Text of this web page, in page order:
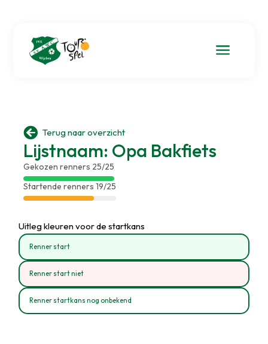
a
 Terug naar overzicht
Lijstnaam: Opa Bakfiets
Gekozen renners 25/25
Startende renners 19/25
Uitleg kleuren voor de startkans
Renner start
Renner start niet
Renner startkans nog onbekend